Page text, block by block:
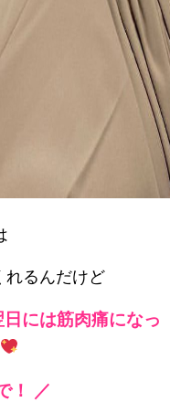
れるんだけど
には筋肉痛になっ
！ ／